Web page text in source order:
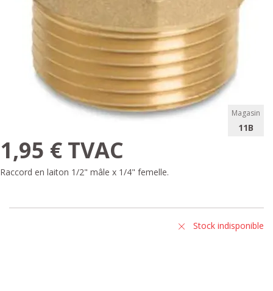
Magasin
11B
1,95 € TVAC
Raccord en laiton 1/2" mâle x 1/4" femelle.
Stock indisponible